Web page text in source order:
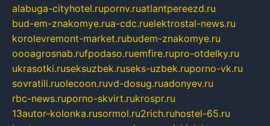
alabuga-cityhotel.rupornv.ruatlantpereezd.ru
bud-em-znakomye.rua-cdc.ruelektrostal-news.ru
korolevremont-market.rubudem-znakomye.ru
oooagrosnab.rufpodaso.ruemfire.rupro-otdelky.ru
ukrasotki.ruseksuzbek.ruseks-uzbek.ruporno-vk.ru
sovratili.ruolecoon.ruvd-dosug.ruadonyev.ru
rbc-news.ruporno-skvirt.rukrospr.ru
13autor-kolonka.rusormol.ru2rich.ruhostel-65.ru